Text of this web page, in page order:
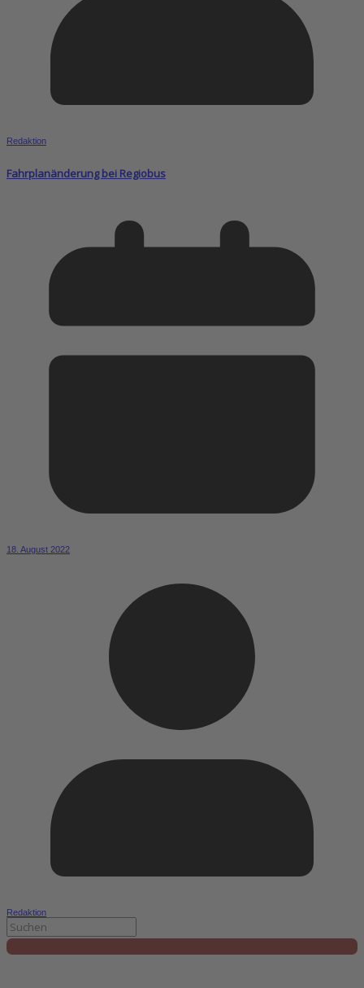
Redaktion
Fahrplanänderung bei Regiobus
18. August 2022
Redaktion